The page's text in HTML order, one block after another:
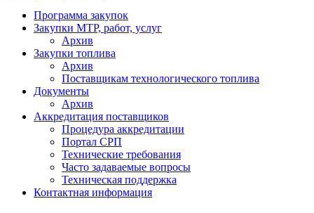
Программа закупок
Закупки МТР, работ, услуг
Архив
Закупки топлива
Архив
Поставщикам технологического топлива
Документы
Архив
Аккредитация поставщиков
Процедура аккредитации
Портал СРП
Технические требования
Часто задаваемые вопросы
Техническая поддержка
Контактная информация